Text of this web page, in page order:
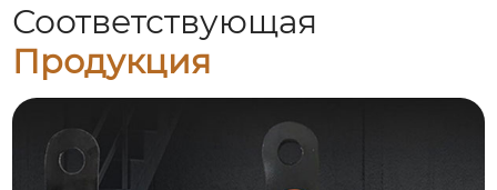
Соответствующая
Продукция